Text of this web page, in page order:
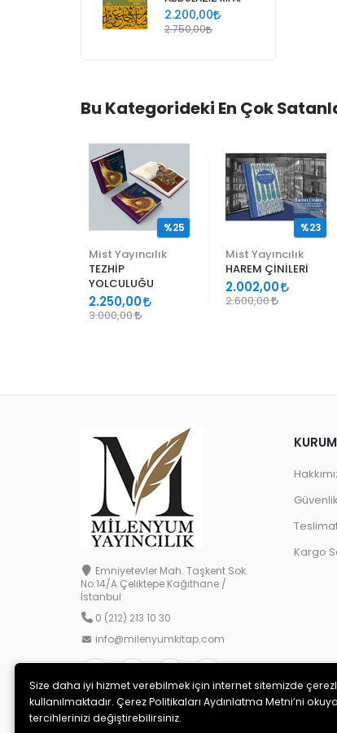
2.200,00
2.750,00
Bu Kategorideki En Çok
Mist Yayıncılık
TEZHİP
YOLCULUĞU
2.250,00
3.000,00
%25
Mist Yayıncılık
HAREM ÇİNİLERİ
2.002,00
2.600,00
%23
Emniyetevler Mah. Taşkent Sok.
No:14/A Çeliktepe Kağıthane /
İstanbul
0 (212) 213 10 30
info@milenyumkitap.com
Güvenlik
Kargo
Size daha iyi hizmet verebilmek için internet sitemizde
kullanılmaktadır. Çerez Politikaları Aydınlatma Metni’ni
tercihlerinizi değiştirebilirsiniz.